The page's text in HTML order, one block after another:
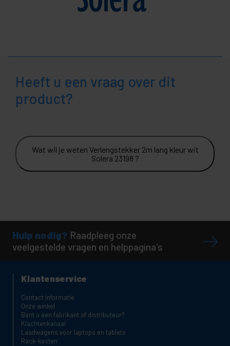
Heeft u een vraag over dit
product?
Wat wil je weten Verlengstekker 2m lang kleur wit
Solera 23198 ?
Hulp nodig? Raadpleeg onze
veelgestelde vragen en helppagina's
Klantenservice
Contact informatie
Onze winkel
Bent u een fabrikant of distributeur?
Klachtenkanaal
Laadwagens voor laptops en tablets
Rack-kasten